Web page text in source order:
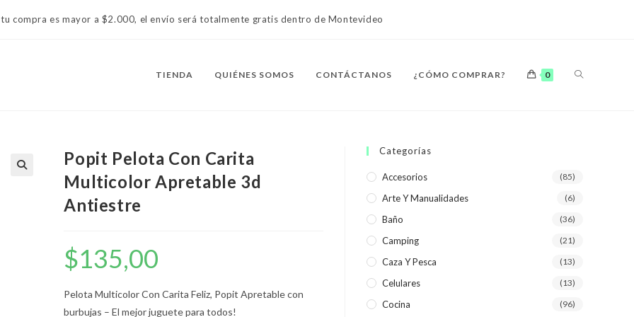
compra es mayor a $2.000, el envío será totalmente gratis dentro de Montevideo
TIENDA QUIÉNES SOMOS CONTÁCTANOS ¿CÓMO COMPRAR? 0 ALTERNAR
DE
LA
Popit Pelota Con Carita
Multicolor Apretable 3d
Antiestre
$135,00
Pelota Multicolor Con Carita Feliz, Popit Apretable con
burbujas – El mejor juguete para todos!
Categorías
Accesorios (85)
Arte Y Manualidades (6)
Baño (36)
Camping (21)
Caza Y Pesca (13)
Celulares (13)
Cocina (96)